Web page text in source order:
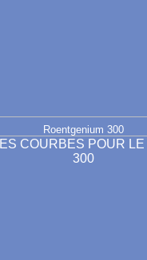
Roentgenium 300